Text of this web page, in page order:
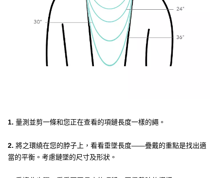
1. 量測並剪一條和您正在查看的項鏈長度一樣的繩。
2. 將之環繞在您的脖子上，看看垂墜長度——疊戴的重點是找出適
當的平衡。考慮鏈墜的尺寸及形狀。